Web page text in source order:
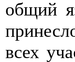
общий
всех